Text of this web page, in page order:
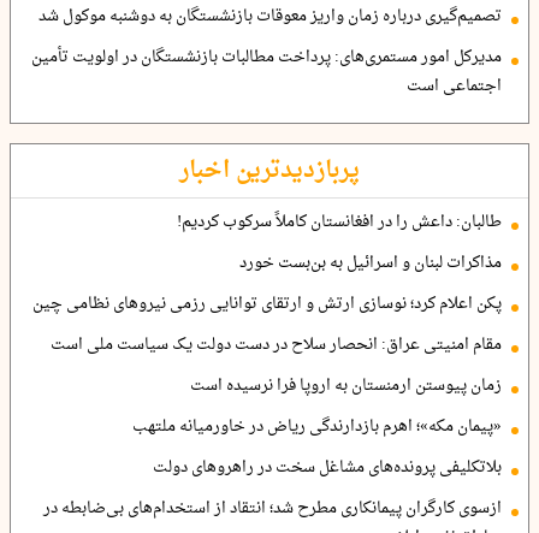
تصمیم‌گیری درباره زمان واریز معوقات بازنشستگان به دوشنبه موکول شد
مدیرکل امور مستمری‌های: پرداخت مطالبات بازنشستگان در اولویت تأمین
اجتماعی است
پربازدیدترین اخبار
طالبان: داعش را در افغانستان کاملاً سرکوب کردیم!
مذاکرات لبنان و اسرائیل به بن‌بست خورد
پکن اعلام کرد؛ نوسازی ارتش و ارتقای توانایی رزمی نیروهای نظامی چین
مقام امنیتی عراق: انحصار سلاح در دست دولت یک سیاست ملی است
زمان پیوستن ارمنستان به اروپا فرا نرسیده است
«پیمان مکه»؛ اهرم بازدارندگی ریاض در خاورمیانه ملتهب
بلاتکلیفی پرونده‌های مشاغل سخت در راهروهای دولت
ازسوی کارگران پیمانکاری مطرح شد؛ انتقاد از استخدام‌های بی‌ضابطه در